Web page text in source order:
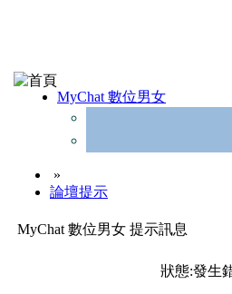
MyChat 數位男女
»
論壇提示
MyChat 數位男女 提示訊息
狀態:發生